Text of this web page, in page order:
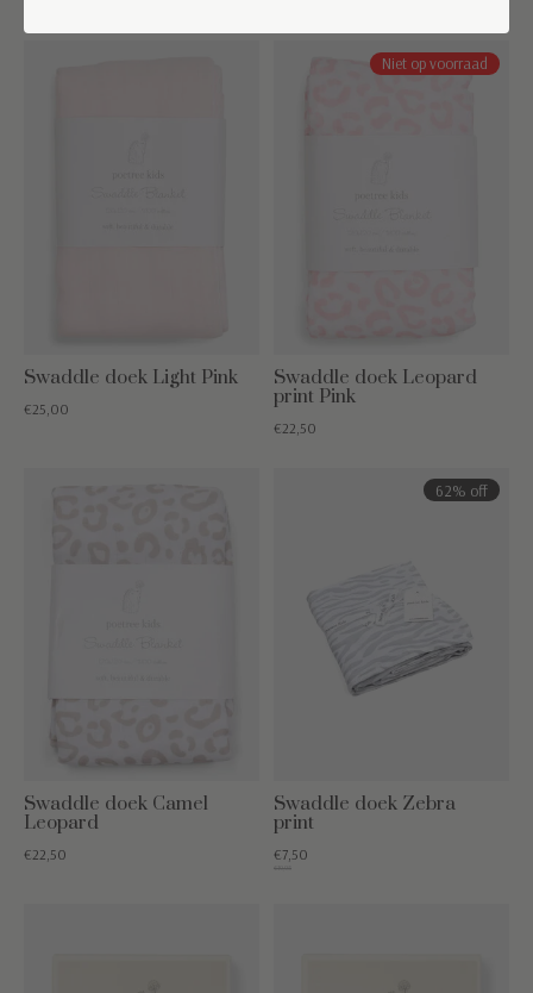
Swaddle doek Light Pink
€25,00
Niet op voorraad
Swaddle doek Leopard
print Pink
€22,50
Swaddle doek Camel
Leopard
€22,50
62% off
Swaddle doek Zebra
print
€7,50
€19,95